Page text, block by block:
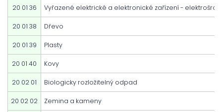
20 01 36 Vyřazené elektrické a elektronické zařízení - elektrošrot
20 01 38 Dřevo
20 01 39 Plasty
20 01 40 Kovy
20 02 01 Biologicky rozložitelný odpad
20 02 02 Zemina a kameny